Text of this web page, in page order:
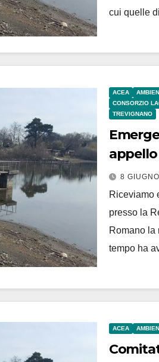
cui quelle
ACEA
CONSORZIO
TREVIGNANO
8
Riceviamo
presso la
Romano la
tempo ha
ACEA